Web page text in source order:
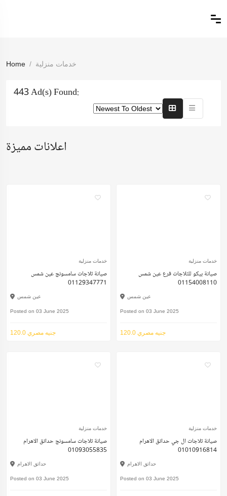
Home خدمات منزلية
443 Ad(s) Found:
اعلانات مميزة
خدمات منزلية
صيانة ثلاجات سامسونج عين شمس
01129347771
عين شمس
Posted on 03 June 2025
120.0 جنيه مصري
خدمات منزلية
صيانة بيكو للثلاجات فرع عين شمس
01154008110
عين شمس
Posted on 03 June 2025
120.0 جنيه مصري
خدمات منزلية
صيانة ثلاجات سامسونج حدائق الاهرام
01093055835
حدائق الاهرام
Posted on 03 June 2025
خدمات منزلية
صيانة ثلاجات ال جي حدائق الاهرام
01010916814
حدائق الاهرام
Posted on 03 June 2025